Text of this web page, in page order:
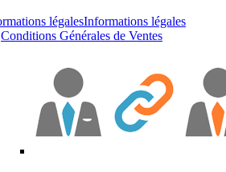
Informations légales
Conditions Générales de Ventes